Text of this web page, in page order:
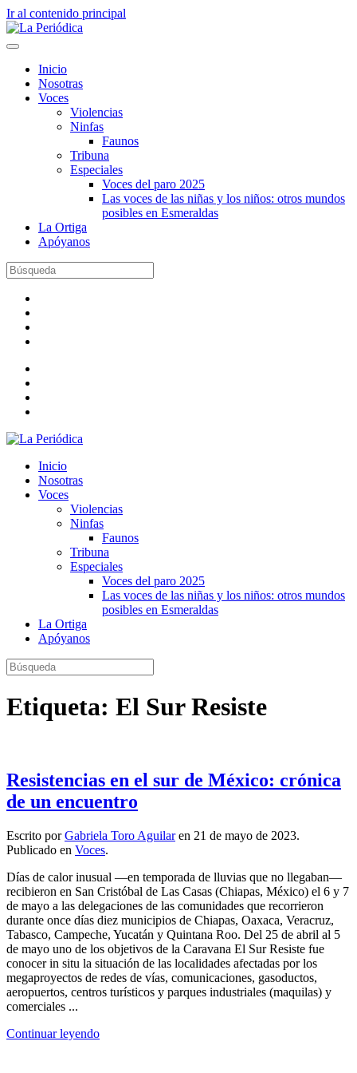
Ir al contenido principal
Inicio
Nosotras
Voces
Violencias
Ninfas
Faunos
Tribuna
Especiales
Voces del paro 2025
Las voces de las niñas y los niños: otros mundos
posibles en Esmeraldas
La Ortiga
Apóyanos
Inicio
Nosotras
Voces
Violencias
Ninfas
Faunos
Tribuna
Especiales
Voces del paro 2025
Las voces de las niñas y los niños: otros mundos
posibles en Esmeraldas
La Ortiga
Apóyanos
Etiqueta: El Sur Resiste
Resistencias en el sur de México: crónica
de un encuentro
Escrito porGabriela Toro Aguilaren 21 de mayo de 2023.
Publicado en Voces.
Días de calor inusual —en temporada de lluvias que no llegaban—
recibieron en San Cristóbal de Las Casas (Chiapas, México) el 6 y 7
de mayo a las delegaciones de las comunidades que recorrieron
durante once días diez municipios de Chiapas, Oaxaca, Veracruz,
Tabasco, Campeche, Yucatán y Quintana Roo. Del 25 de abril al 5
de mayo uno de los objetivos de la Caravana El Sur Resiste fue
conocer in situ la situación de las localidades afectadas por los
megaproyectos de redes de vías, comunicaciones, gasoductos,
aeropuertos, centros turísticos y parques industriales (maquilas) y
comerciales ...
Continuar leyendo